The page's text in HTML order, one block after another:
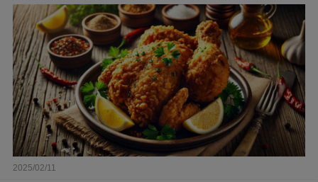
2025/02/11